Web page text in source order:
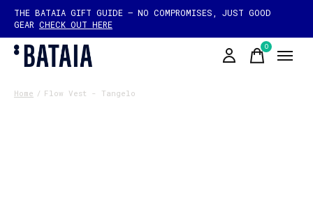
THE BATAIA GIFT GUIDE — NO COMPROMISES, JUST GOOD
GEAR CHECK OUT HERE
0items
Home / Flow Vest - Tangelo